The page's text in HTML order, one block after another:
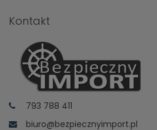
Kontakt
793 788 411
biuro@bezpiecznyimport.pl